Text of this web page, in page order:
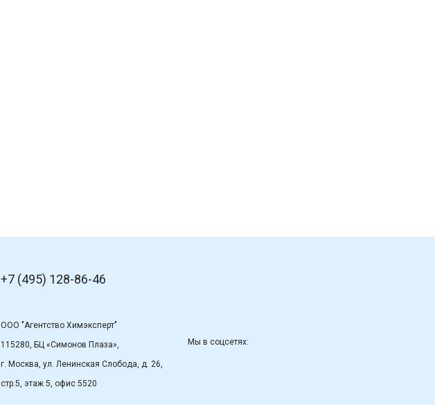
+7 (495) 128-86-46
ООО "Агентство Химэксперт"
115280, БЦ «Симонов Плаза»,
г. Москва, ул. Ленинская Слобода, д. 26,
стр.5, этаж 5, офис 5520
Мы в соцсетях: